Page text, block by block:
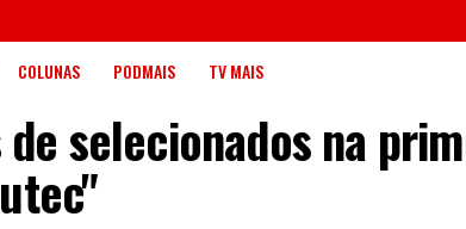
COLUNAS PODMAIS TV MAIS
selecionados na